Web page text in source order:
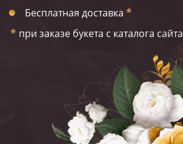
Бесплатная доставка *
* при заказе букета с каталога сайта